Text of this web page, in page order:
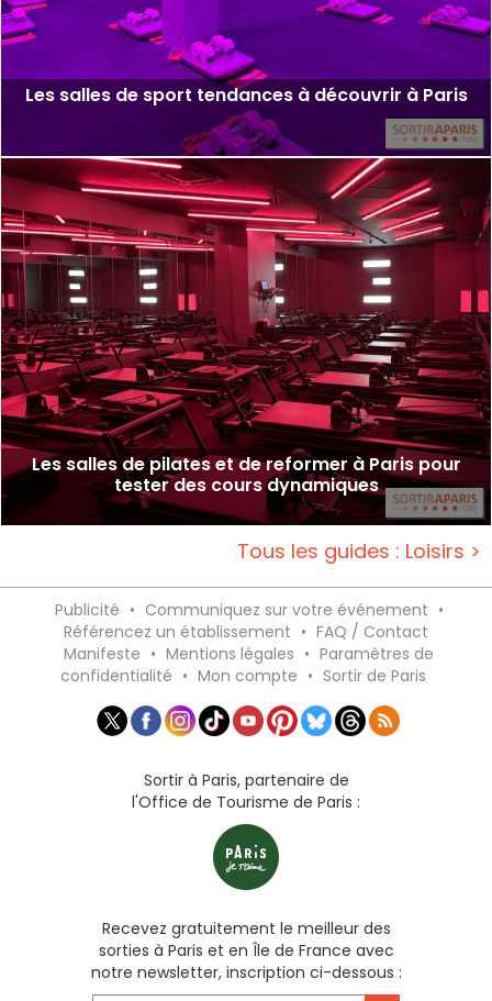
Les salles de sport tendances à découvrir à Paris
Les salles de pilates et de reformer à Paris pour
tester des cours dynamiques
Tous les guides : Loisirs >
Publicité • Communiquez sur votre événement •
Référencez un établissement • FAQ / Contact
Manifeste • Mentions légales • Paramètres de
confidentialité • Mon compte • Sortir de Paris
Sortir à Paris, partenaire de
l'Office de Tourisme de Paris :
Recevez gratuitement le meilleur des
sorties à Paris et en Île de France avec
notre newsletter, inscription ci-dessous :